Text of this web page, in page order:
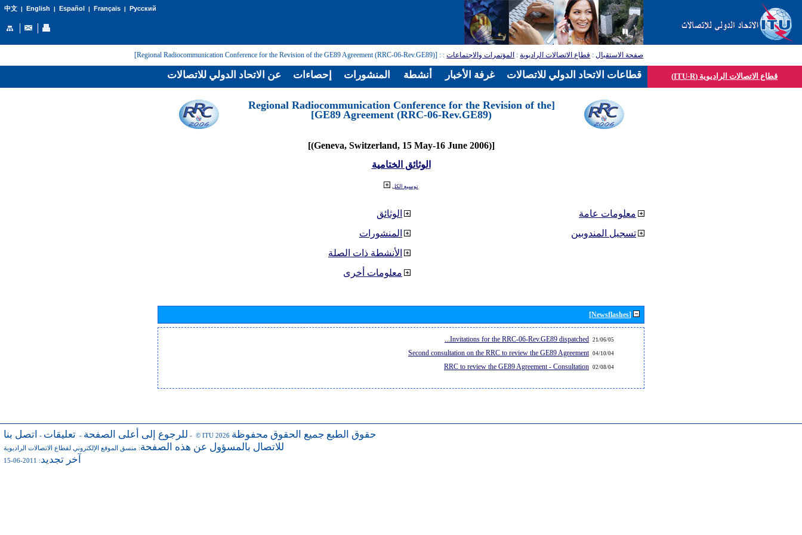
中文| English | Español | Français| Русский
صفحة الاستقبال: قطاع الاتصالات الراديوية: المؤتمرات والاجتماعات:
: [Regional Radiocommunication Conference for the Revision of the GE89 Agreement (RRC-06-Rev.GE89)]
قطاع الاتصالات الراديوية (ITU-R)
[Regional Radiocommunication Conference for the Revision of the
GE89 Agreement (RRC-06-Rev.GE89)]
[(Geneva, Switzerland, 15 May-16 June 2006)]
الوثائق الختامية
توسيع الكل
الوثائق
المنشورات
الأنشطة ذات الصلة
معلومات أخرى
معلومات عامة
تسجيل المندوبين
[Newsflashes]
21/06/05
Invitations for the RRC-06-Rev.GE89 dispatched...
04/10/04
Second consultation on the RRC to review the GE89 Agreement
02/08/04
RRC to review the GE89 Agreement - Consultation
للرجوع إلى أعلى الصفحة - تعليقات - اتصل بنا - © ITU 2026 حقوق الطبع جميع الحقوق محفوظة
للاتصال بالمسؤول عن هذه الصفحة: منسق الموقع الإلكتروني لقطاع الاتصالات الراديوية
آخر تجديد: 2011-06-15
عن الاتحاد الدولي للاتصالات إحصاءات المنشورات أنشطة غرفة الأخبار قطاعات الاتحاد الدولي للاتصالات